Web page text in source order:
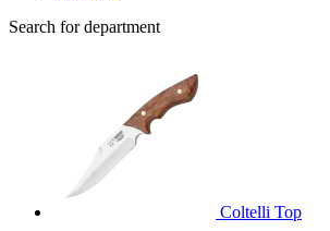
Search for department
Coltelli Top